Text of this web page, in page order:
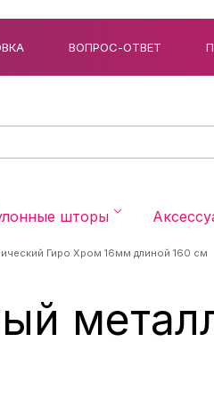
ВОПРОС-ОТВЕТ
шторы
Гиро Хром 16мм длиной 160 см